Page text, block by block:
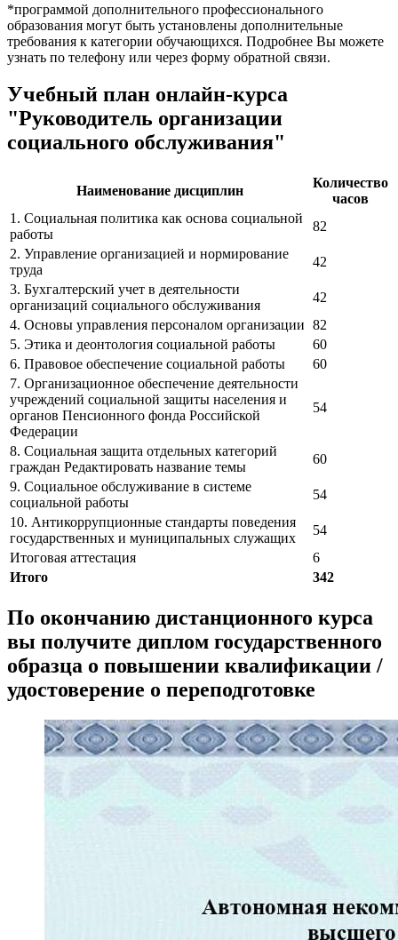
*программой дополнительного профессионального
образования могут быть установлены дополнительные
требования к категории обучающихся. Подробнее Вы можете
узнать по телефону или через форму обратной связи.
Учебный план онлайн-курса
"Руководитель организации
социального обслуживания"
Наименование дисциплин
Количество
часов
1. Социальная политика как основа социальной
работы
82
2. Управление организацией и нормирование
труда
42
3. Бухгалтерский учет в деятельности
организаций социального обслуживания
42
4. Основы управления персоналом организации 82
5. Этика и деонтология социальной работы
60
6. Правовое обеспечение социальной работы
60
7. Организационное обеспечение деятельности
учреждений социальной защиты населения и
органов Пенсионного фонда Российской
Федерации
54
8. Социальная защита отдельных категорий
граждан Редактировать название темы
60
9. Социальное обслуживание в системе
социальной работы
54
10. Антикоррупционные стандарты поведения
государственных и муниципальных служащих
54
Итоговая аттестация
6
Итого
342
По окончанию дистанционного курса
вы получите диплом государственного
образца о повышении квалификации /
удостоверение о переподготовке